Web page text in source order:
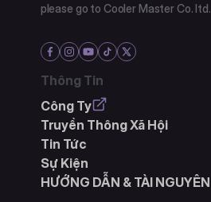
please go to Cooler Master Co. ltd.
Thông Tin
Công Ty
Truyền Thông Xã Hội
Tin Tức
Sự Kiện
HƯỚNG DẪN & TÀI NGUYÊN